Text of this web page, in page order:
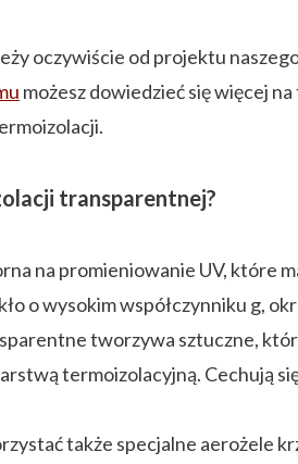
oczywiście od projektu
możesz dowiedzieć się więcej
transparentnej?
na promieniowanie UV, które
o wysokim współczynniku g,
tworzywa sztuczne,
termoizolacyjną. Cechują
także specjalne aerożele